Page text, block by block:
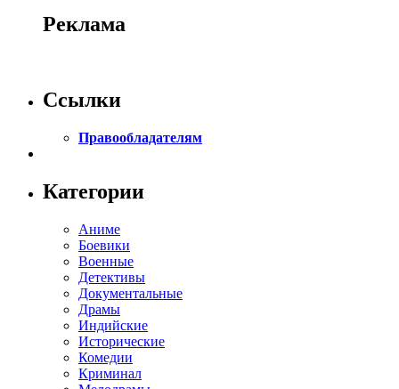
Реклама
Ссылки
Правообладателям
Категории
Аниме
Боевики
Военные
Детективы
Документальные
Драмы
Индийские
Исторические
Комедии
Криминал